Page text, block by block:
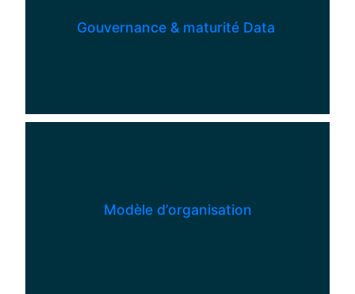
Gouvernance & maturité Data
Modèle d’organisation